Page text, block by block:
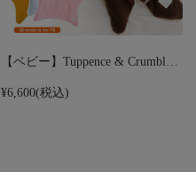
【ベビー】Tuppence & Crumbl…
¥6,600(税込)